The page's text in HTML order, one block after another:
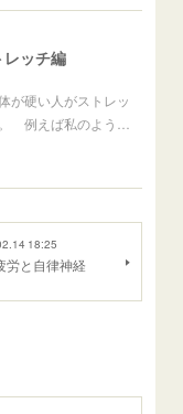
ッチ編
が硬い人がストレッ
例えば私のよう…
18:25
労と自律神経